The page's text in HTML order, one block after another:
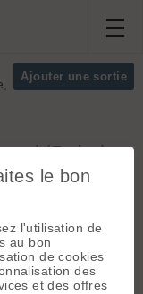
Ajouter une sortie
sud (Ecrins)
:
Ecrins
:Pointe de
(3307 m)
:S
:1850 m.
le bon
l'utilisation de
au bon
de cookies
des
et des offres